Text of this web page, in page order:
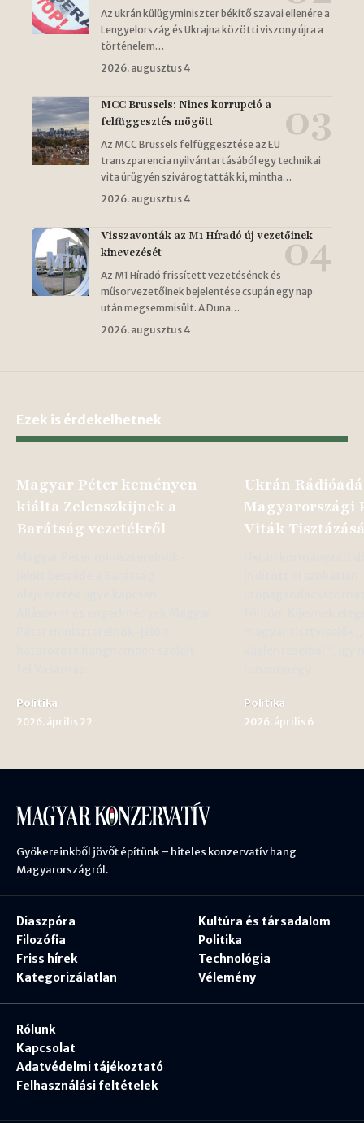
Az ukrán külügyminiszter békítő szavai ellenére a
Lengyelország és Ukrajna közötti viszony újra a
történelem…
2026. augusztus 4
MCC Brussels: Nincs korrupció a
felfüggesztés mögött
Az MCC Brussels felfüggesztése az EU
transzparencia nyilvántartásából egy technikai
vita ürügyén szivárogtatták ki, mintha…
2026. augusztus 4
Visszavonták az M1 Híradó új vezetőinek
kinevezését
Az M1 Híradó frissített vezetésének és
műsorvezetőinek bejelentése csupán egy nap
után megsemmisült. A Duna…
2026. augusztus 4
Ezek is érdekelhetnek
Magyar Péter keményen
kiálta Zelenszkijnek a
Barátság vezetékről
Politika
2026. április 22
Ukrán
Magyarországi
Viták
Politika
2026. április 6
Gyökereinkből jövőt építünk – hiteles konzervatív hang
Magyarországról.
Diaszpóra
Filozófia
Friss hírek
Kategorizálatlan
Kultúra és társadalom
Politika
Technológia
Vélemény
Rólunk
Kapcsolat
Adatvédelmi tájékoztató
Felhasználási feltételek